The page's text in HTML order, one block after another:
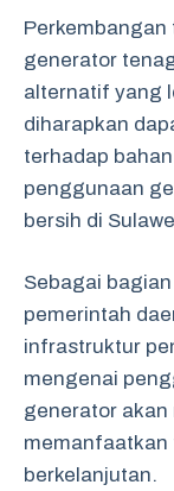
generator
alternatif yang
diharapkan
terhadap
penggunaan
bersih di
Sebagai
pemerintah
infrastruktur
mengenai
generator
memanfaatkan
berkelanjutan.